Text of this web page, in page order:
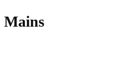
Mains